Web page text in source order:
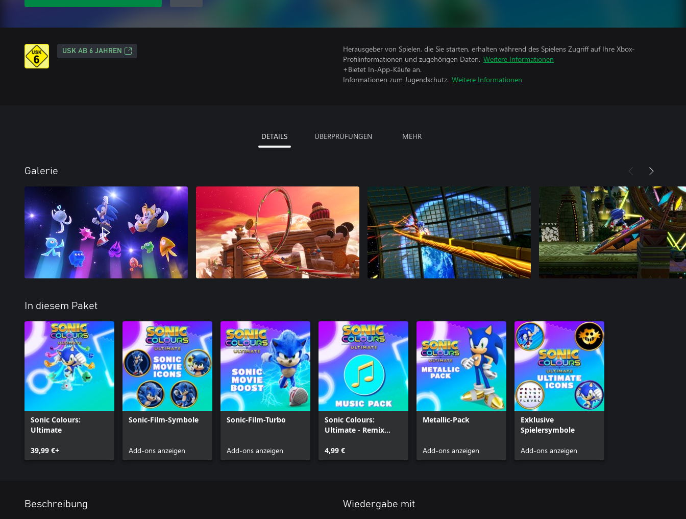
USK AB 6 JAHREN
Herausgeber von Spielen, die Sie starten, erhalten während des Spielens Zugriff auf Ihre Xbox-
Profilinformationen und zugehörigen Daten. Weitere Informationen
+Bietet In-App-Käufe an.
Informationen zum Jugendschutz. Weitere Informationen
DETAILS ÜBERPRÜFUNGEN MEHR
Galerie
In diesem Paket
Sonic Colours:
Ultimate
39,99 €+
Sonic-Film-Symbole
Add-ons anzeigen
Sonic-Film-Turbo
Add-ons anzeigen
Sonic Colours:
Ultimate - Remix
4,99 €
Metallic-Pack
Add-ons anzeigen
Exklusive
Spielersymbole
Add-ons anzeigen
Beschreibung Wiedergabe mit